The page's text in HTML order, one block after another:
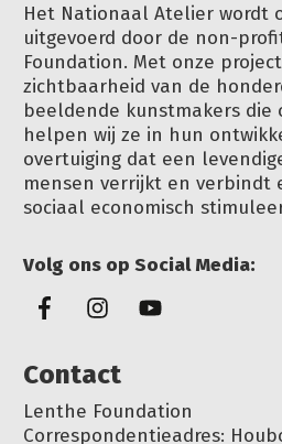
Het Nationaal Atelier wordt
uitgevoerd door de non-
Foundation. Met onze
zichtbaarheid van de
beeldende kunstmakers die
helpen wij ze in hun
overtuiging dat een
mensen verrijkt en verbindt
sociaal economisch
Volg ons op Social Media:
Contact
Lenthe Foundation
Correspondentieadres: